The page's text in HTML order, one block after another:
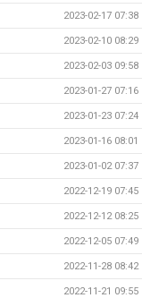
2023-02-17 07:38
2023-02-10 08:29
2023-02-03 09:58
2023-01-27 07:16
2023-01-23 07:24
2023-01-16 08:01
2023-01-02 07:37
2022-12-19 07:45
2022-12-12 08:25
2022-12-05 07:49
2022-11-28 08:42
2022-11-21 09:55